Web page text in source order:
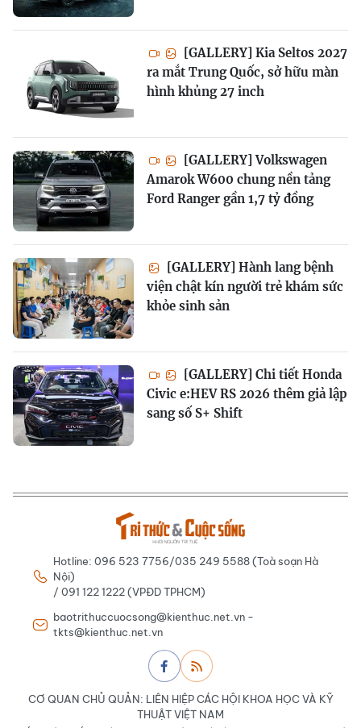
[GALLERY] Kia Seltos 2027
ra mắt Trung Quốc, sở hữu màn
hình khủng 27 inch
[GALLERY] Volkswagen
Amarok W600 chung nền tảng
Ford Ranger gần 1,7 tỷ đồng
[GALLERY] Hành lang bệnh
viện chật kín người trẻ khám sức
khỏe sinh sản
[GALLERY] Chi tiết Honda
Civic e:HEV RS 2026 thêm giả lập
sang số S+ Shift
Hotline: 096 523 7756/035 249 5588 (Toà soạn Hà
Nội)
/ 091 122 1222 (VPĐD TPHCM)
baotrithuccuocsong@kienthuc.net.vn -
tkts@kienthuc.net.vn
CƠ QUAN CHỦ QUẢN: LIÊN HIỆP CÁC HỘI KHOA HỌC VÀ KỸ
THUẬT VIỆT NAM